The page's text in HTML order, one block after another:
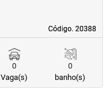
Código. 20388
Código. 20388
0
Vaga(s)
0
banho(s)